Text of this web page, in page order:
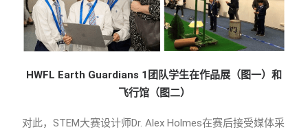
HWFL Earth Guardians 1 团队学生在作品展（图一）和
飞行馆（图二）
对此，STEM大赛设计师Dr. Alex Holmes在赛后接受媒体采